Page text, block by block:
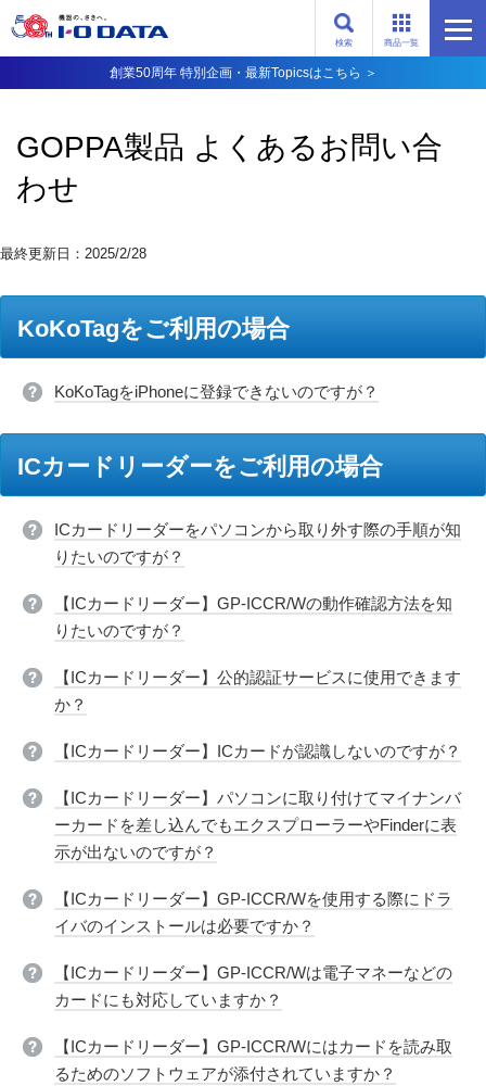
商品一覧
検索
創業50周年 特別企画・最新Topicsはこちら ＞
GOPPA製品 よくあるお問い合
わせ
最終更新日：2025/2/28
KoKoTagをご利用の場合
KoKoTagをiPhoneに登録できないのですが？
ICカードリーダーをご利用の場合
ICカードリーダーをパソコンから取り外す際の手順が知
りたいのですが？
【ICカードリーダー】GP-ICCR/Wの動作確認方法を知
りたいのですが？
【ICカードリーダー】公的認証サービスに使用できます
か？
【ICカードリーダー】ICカードが認識しないのですが？
【ICカードリーダー】パソコンに取り付けてマイナンバ
ーカードを差し込んでもエクスプローラーやFinderに表
示が出ないのですが？
【ICカードリーダー】GP-ICCR/Wを使用する際にドラ
イバのインストールは必要ですか？
【ICカードリーダー】GP-ICCR/Wは電子マネーなどの
カードにも対応していますか？
【ICカードリーダー】GP-ICCR/Wにはカードを読み取
るためのソフトウェアが添付されていますか？